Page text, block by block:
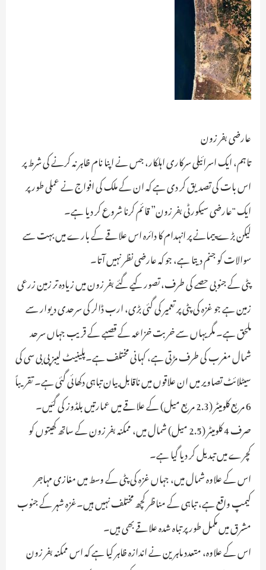
عارضی بفر زون
تاہم، ایک اسرائیلی سرکاری اہلکار، جس نے اپنا نام ظاہر نہ کرنے کی شرط پر
اس بات کی تصدیق کر دی ہے کہ ان کے ملک کی افواج نے عملی طور پر
ایک "عارضی سیکورٹی بفر زون” قائم کرنا شروع کر دیا ہے۔
لیکن بڑے پیمانے پر انہدام کا دائرہ اس علاقے کے بارے میں بہت سے
سوالات کو جنم دیتا ہے، جو کہ عارضی نظر نہیں آتا۔
پٹی کے جنوبی حصے کی طرف، تصور کیے گئے بفر زون میں زیادہ تر زمین زرعی
زمین ہے جو غزہ کی پٹی پر تعمیر کی گئی بڑی، ارب ڈالر کی سرحدی دیوار سے
ملحق ہے۔ مگر یہاں سے خربت خزاعہ کے قصبے کے قریب جہاں سرحد
شمال مغرب کی طرف مڑتی ہے، کہانی مختلف ہے۔پلینیٹ لیبز پی بی سی کی
سیٹلائٹ تصاویر میں ان علاقوں میں ناقابل بیان تباہی دکھائی گئی ہے۔ تقریباً
6 مربع کلومیٹر (2.3 مربع میل) کے علاقے میں عمارتیں بلڈوز کی گئیں۔
صرف 4 کلومیٹر (2.5 میل) شمال میں، ممکنہ بفر زون کے ساتھ کھیتوں کو
کچرے میں تبدیل کر دیا گیا ہے۔
اس کے علاوہ شمال میں، جہاں غزہ کی پٹی کے وسط میں مغازی مہاجر
کیمپ واقع ہے، تباہی کے مناظر کچھ مختلف نہیں ہیں۔غزہ شہر کے جنوب
مشرق میں مکمل طور پر تباہ شدہ علاقے بھی ہیں۔
اس کے علاوہ، متعدد ماہرین نے اندازہ ظاہر کیا ہے کہ اس ممکنہ بفر زون